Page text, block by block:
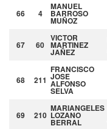
66 4
MANUEL
BARROSO
MUÑOZ
67 60
VICTOR
MARTINEZ
JAÑEZ
68 211
FRANCISCO
JOSE
ALFONSO
SELVA
69 210
MARIANGELES
LOZANO
BERRAL